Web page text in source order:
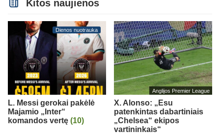
Kitos naujienos
Dienos nuotrauka
L. Messi gerokai pakėlė
Majamio „Inter“
komandos vertę (10)
Anglijos Premier League
X. Alonso: „Esu
patenkintas dabartiniais
„Chelsea“ ekipos
vartininkais“